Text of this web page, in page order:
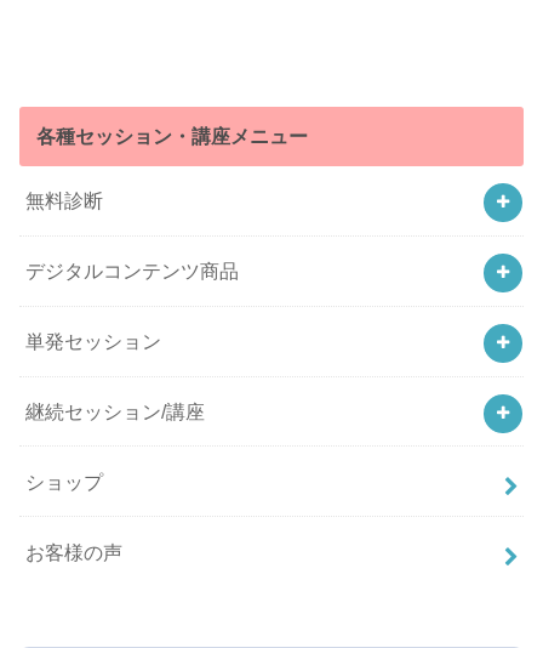
各種セッション・講座メニュー
無料診断
デジタルコンテンツ商品
単発セッション
継続セッション/講座
ショップ
お客様の声